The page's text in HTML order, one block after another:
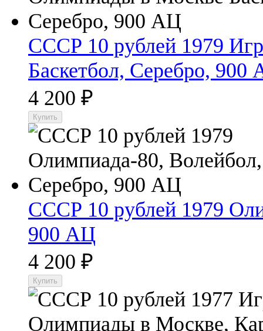
СССР 10 рублей 1979
Баскетбол, Серебро, 900
4 200 ₽
СССР 10 рублей 1979
900 АЦ
4 200 ₽